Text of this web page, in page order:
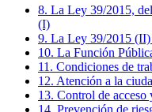
8. La Ley 39/2015,
(I)
9. La Ley 39/2015
10. La Función
11 . Condiciones de
12. Atención a la
13. Control de acceso